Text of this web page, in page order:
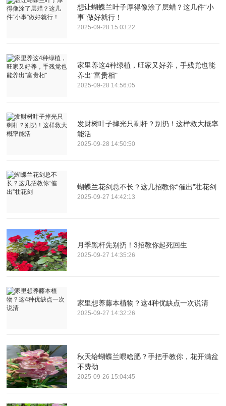
想让蝴蝶兰叶子厚得像涂了层蜡？这几件“小
事”做好就行！
2025-09-28 15:03:22
家里养这4种绿植，旺家又好养，手残党也能
养出"富贵相"
2025-09-28 14:56:05
发财树叶子掉光只剩杆？别扔！这样救大概率
能活
2025-09-28 14:50:50
蝴蝶兰花剑总不长？这几招教你“催出”壮花剑
2025-09-27 14:42:13
月季黑杆先别扔！3招教你起死回生
2025-09-27 14:35:26
家里想养藤本植物？这4种优缺点一次说清
2025-09-27 14:32:26
秋天给蝴蝶兰喂啥肥？手把手教你，花开满盆
不费劲
2025-09-26 15:04:45